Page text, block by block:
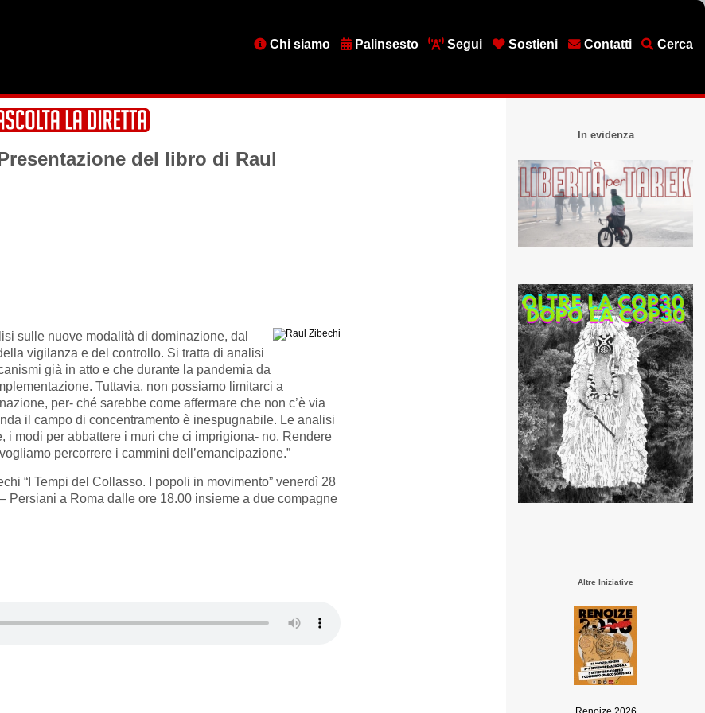
MenuChi siamo Palinsesto Segui Sostieni Contatti Cerca
del libro di Raul
sulle nuove modalità di dominazione, dal
vigilanza e del controllo. Si tratta di analisi
già in atto e che durante la pandemia da
Tuttavia, non possiamo limitarci a
per- ché sarebbe come affermare che non c’è via
il campo di concentramento è inespugnabile. Le analisi
i modi per abbattere i muri che ci imprigiona- no. Rendere
percorrere i cammini dell’emancipazione.”
“I Tempi del Collasso. I popoli in movimento” venerdì 28
Persiani a Roma dalle ore 18.00 insieme a due compagne
In evidenza
Altre Iniziative